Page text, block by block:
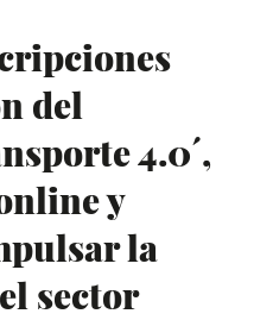
del
4.0´,
y
la
sector